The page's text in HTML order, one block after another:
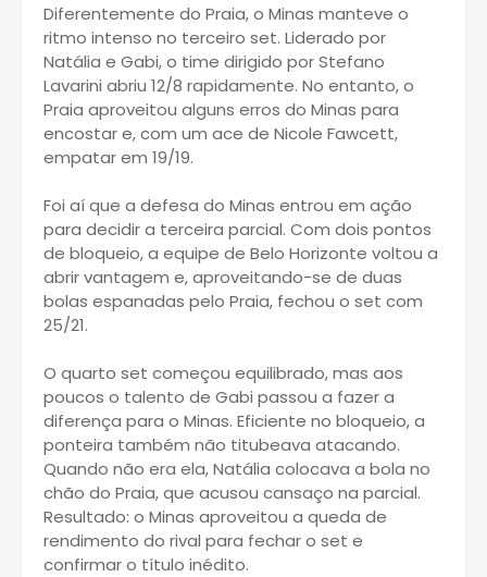
Diferentemente do Praia, o Minas manteve o
ritmo intenso no terceiro set. Liderado por
Natália e Gabi, o time dirigido por Stefano
Lavarini abriu 12/8 rapidamente. No entanto, o
Praia aproveitou alguns erros do Minas para
encostar e, com um ace de Nicole Fawcett,
empatar em 19/19.
Foi aí que a defesa do Minas entrou em ação
para decidir a terceira parcial. Com dois pontos
de bloqueio, a equipe de Belo Horizonte voltou a
abrir vantagem e, aproveitando-se de duas
bolas espanadas pelo Praia, fechou o set com
25/21.
O quarto set começou equilibrado, mas aos
poucos o talento de Gabi passou a fazer a
diferença para o Minas. Eficiente no bloqueio, a
ponteira também não titubeava atacando.
Quando não era ela, Natália colocava a bola no
chão do Praia, que acusou cansaço na parcial.
Resultado: o Minas aproveitou a queda de
rendimento do rival para fechar o set e
confirmar o título inédito.